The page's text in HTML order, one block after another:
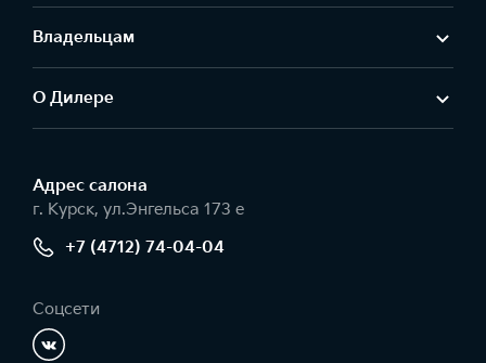
Владельцам
О Дилере
Адрес салонa
г. Курск, ул.Энгельса 173 е
+7 (4712) 74-04-04
Соцсети